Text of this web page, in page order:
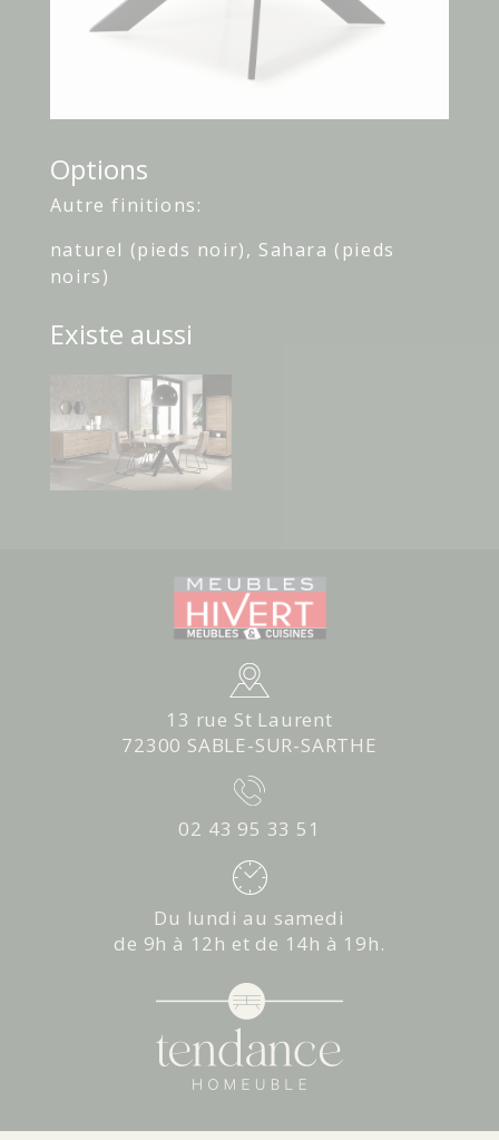
Options
Autre finitions:
naturel (pieds noir), Sahara (pieds
noirs)
Existe aussi
13 rue St Laurent
72300 SABLE-SUR-SARTHE
02 43 95 33 51
Du lundi au samedi
de 9h à 12h et de 14h à 19h.